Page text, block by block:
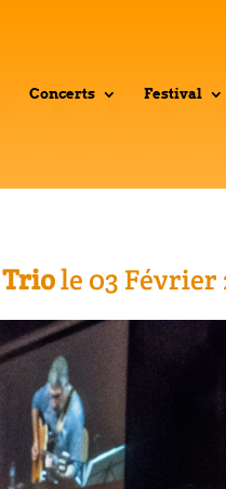
Concerts Festival
le 03 Février